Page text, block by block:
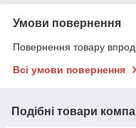
Умови повернення
Повернення товару
Всі умови повернення
Подібні товари